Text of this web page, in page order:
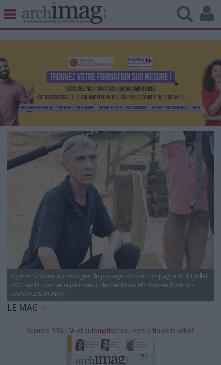
BIBLIOTHÈQUE ÉDITION
UNIVERS DATA
TRAVAIL COLLABORATIF
VIE NUMÉRIQUE
NUMÉRIQUE RESPONSABLE
LES NEWSLETTERS
LE MAGAZINE
LES GUIDES PRATIQUES
LES BASES DE DONNÉES
L'ESPACE EMPLOI
L'AGENDA
L'ANNUAIRE DES ACTEURS
LES LIVRES BLANCS
LES SUPPLÉMENTS
NOS OFFRES D'ABONNEMENTS
Mylène Pardoën, archéologue du paysage sonore. Campagne du 13 juillet
2022 sur le chantier expérimental de Guédelon. (© PI2A-Audio/MSH-
LSE/UAR2000/CNRS)
LE MAG
Numéro 396 : IA et automatisation : vers la fin de la veille?